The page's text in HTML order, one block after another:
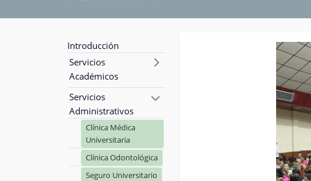
Introducción
Servicios
Académicos
Servicios
Administrativos
Clínica Médica
Universitaria
Clínica Odontológica
Seguro Universitario